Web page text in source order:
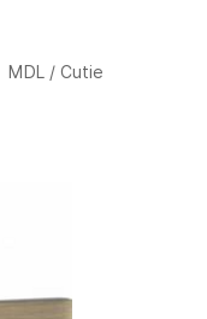
MDL / Cutie